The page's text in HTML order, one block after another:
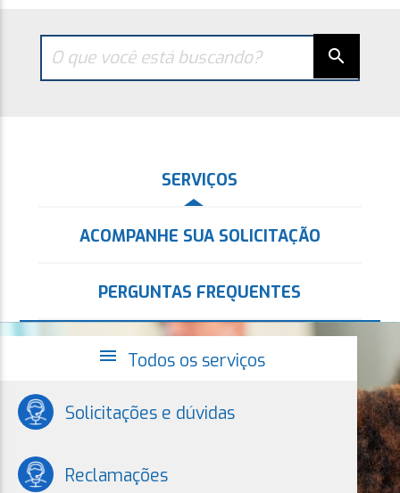
search
SERVIÇOS
ACOMPANHE SUA SOLICITAÇÃO
PERGUNTAS FREQUENTES
menu Todos os serviços
Solicitações e dúvidas
Reclamações